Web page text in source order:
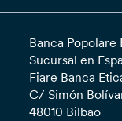
Banca Popolare
Sucursal en
Fiare Banca
C/ Simón
48010 Bilbao